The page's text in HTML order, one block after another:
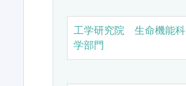
工学研究院 生命機能科
学部門